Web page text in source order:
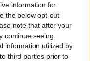
information for
the below opt-out
note that after your
continue seeing
information utilized by
third parties prior to
–
(video)
2026